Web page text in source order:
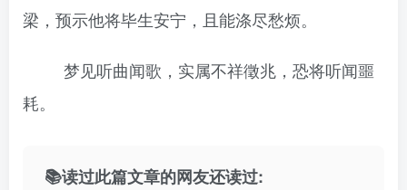
梁，预示他将毕生安宁，且能涤尽愁烦。
梦见听曲闻歌，实属不祥徵兆，恐将听闻噩
耗。
📚读过此篇文章的网友还读过: